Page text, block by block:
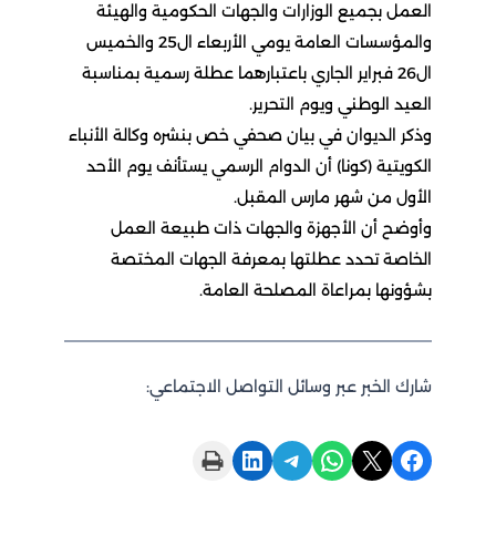
العمل بجميع الوزارات والجهات الحكومية والهيئة
والمؤسسات العامة يومي الأربعاء ال25 والخميس
ال26 فبراير الجاري باعتبارهما عطلة رسمية بمناسبة
العيد الوطني ويوم التحرير.
وذكر الديوان في بيان صحفي خص بنشره وكالة الأنباء
الكويتية (كونا) أن الدوام الرسمي يستأنف يوم الأحد
الأول من شهر مارس المقبل.
وأوضح أن الأجهزة والجهات ذات طبيعة العمل
الخاصة تحدد عطلتها بمعرفة الجهات المختصة
بشؤونها بمراعاة المصلحة العامة.
شارك الخبر عبر وسائل التواصل الاجتماعي:
Share on Facebook
Share on X
Share on WhatsApp
Share on Telegram
Share on LinkedIn
Print this Page